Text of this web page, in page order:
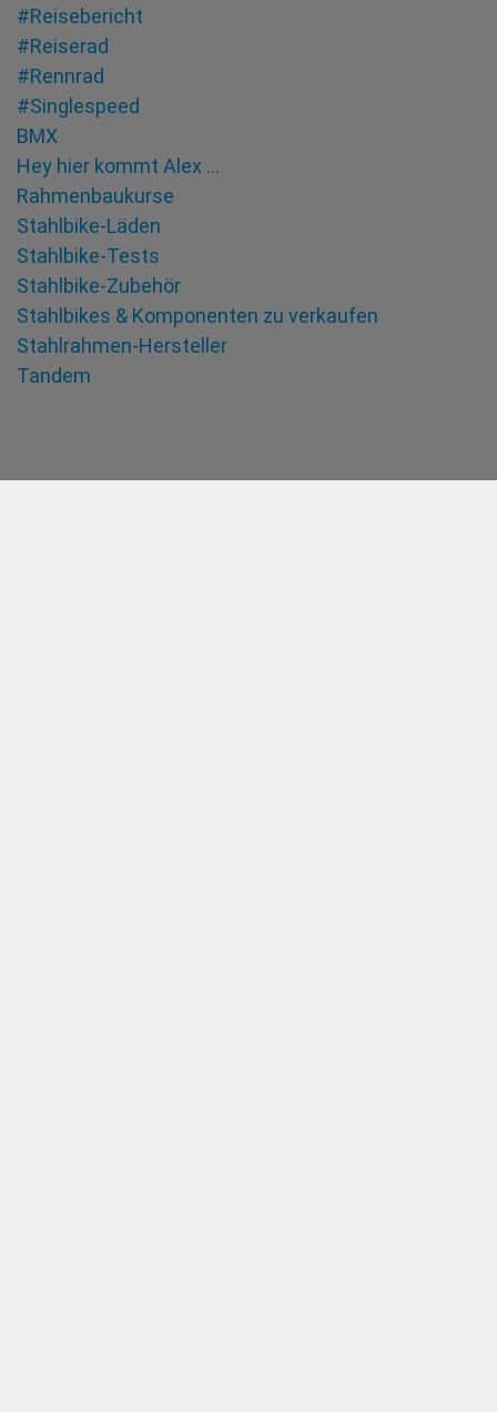
#Reisebericht
#Reiserad
#Rennrad
#Singlespeed
BMX
Hey hier kommt Alex …
Rahmenbaukurse
Stahlbike-Läden
Stahlbike-Tests
Stahlbike-Zubehör
Stahlbikes & Komponenten zu verkaufen
Stahlrahmen-Hersteller
Tandem